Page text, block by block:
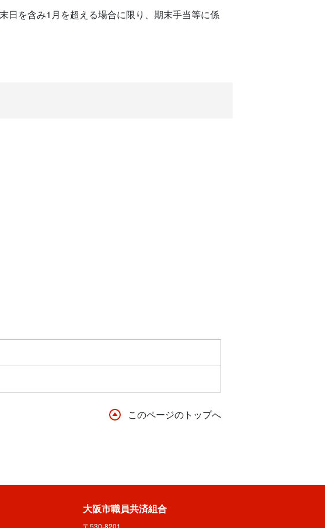
日を含み1月を超える場合に限り、期末手当等に係
このページのトップへ
大阪市職員共済組合
〒530-8201